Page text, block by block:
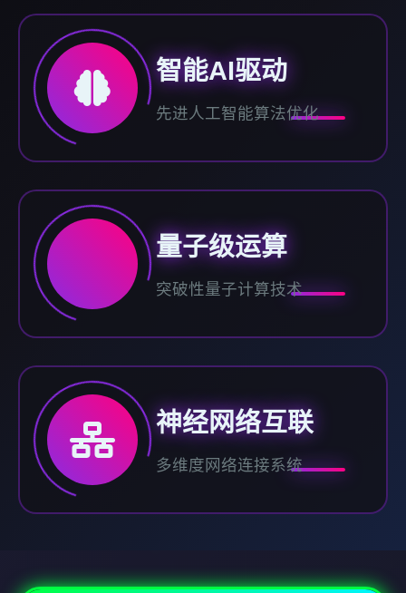
智能AI驱动
先进人工智能算法优化
量子级运算
突破性量子计算技术
神经网络互联
多维度网络连接系统